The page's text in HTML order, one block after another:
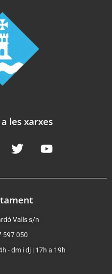
les xarxes
Valls s/n
597 050
- dm i dj | 17h a 19h